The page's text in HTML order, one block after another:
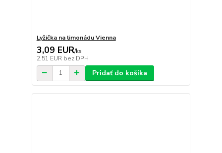
Lyžička na limonádu Vienna
3,09 EUR/ks
2,51 EUR bez DPH
Pridať do košíka